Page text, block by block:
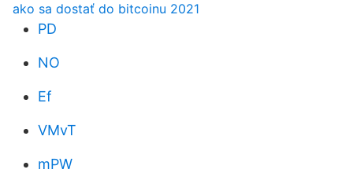
ako sa dostať do bitcoinu 2021
PD
NO
Ef
VMvT
mPW